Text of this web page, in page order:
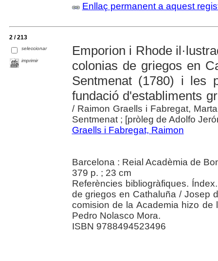
Enllaç permanent a aquest
2 / 213
seleccionar
imprimir
Emporion i Rhode
colonias de griegos en
Sentmenat (1780) i les
fundació d'establiments
/ Raimon Graells i Fabregat,
Sentmenat ; [pròleg de Adolfo
Graells i Fabregat, Raimon
Barcelona : Reial Acadèmia de
379 p. ; 23 cm
Referències bibliogràfiques.
de griegos en Cathaluña / Josep
comision de la Academia hizo de
Pedro Nolasco Mora.
ISBN 9788494523496